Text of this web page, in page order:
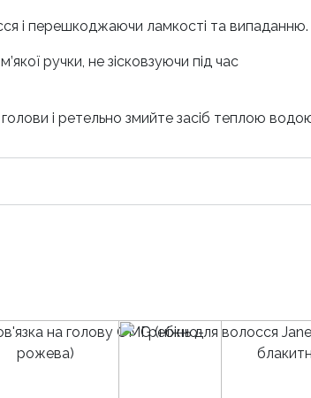
і перешкоджаючи ламкості та випаданню.
ручки, не зісковзуючи під час
і ретельно змийте засіб теплою